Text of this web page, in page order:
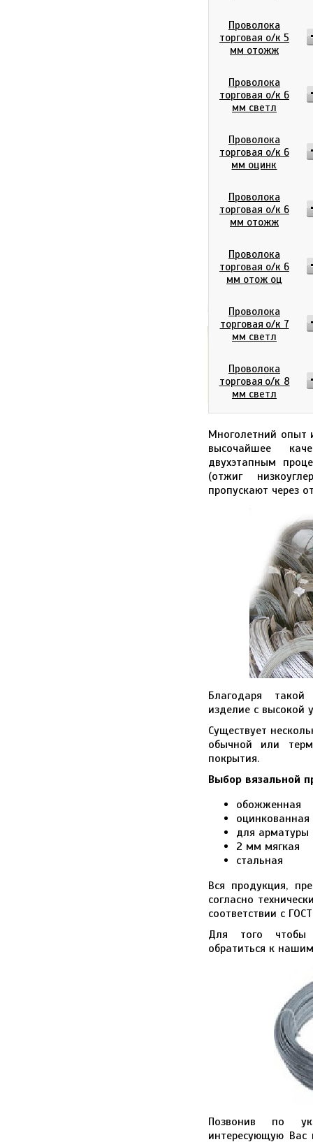
Проволока
торговая о/к 5
мм отожж
Проволока
торговая о/к 6
мм светл
Проволока
торговая о/к 6
мм оцинк
Проволока
торговая о/к 6
мм отожж
Проволока
торговая о/к 6
мм отож оц
Проволока
торговая о/к 7
мм светл
Проволока
торговая о/к 8
мм светл
Итого:
Многолетний опыт
высочайшее
двухэтапным
(отжиг
пропускают через
Благодаря такой
изделие с высокой
Существует
обычной или
покрытия.
Выбор вязальной
обожженная
оцинкованная
для арматуры
2 мм мягкая
стальная
Вся продукция,
согласно
соответствии с
Для того чтобы
обратиться к
Позвонив по
интересующую